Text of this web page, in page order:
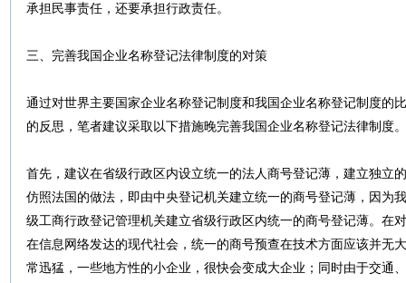
承担民事责任，还要承担行政责任。
三、完善我国企业名称登记法律制度的对策
通过对世界主要国家企业名称登记制度和我国企业名称登记制度的
的反思，笔者建议采取以下措施晚完善我国企业名称登记法律制度。
首先，建议在省级行政区内设立统一的法人商号登记薄，建立独
仿照法国的做法，即由中央登记机关建立统一的商号登记薄，因为
级工商行政登记管理机关建立省级行政区内统一的商号登记薄。在
在信息网络发达的现代社会，统一的商号预查在技术方面应该并无
常迅猛，一些地方性的小企业，很快会变成大企业；同时由于交通